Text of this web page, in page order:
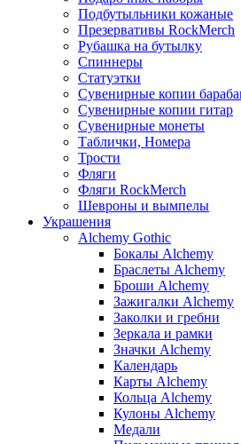
Подбутыльники кожаные
Презервативы RockMerch
Рубашка на бутылку
Спиннеры
Статуэтки
Сувенирные копии
Сувенирные копии гитар
Сувенирные монеты
Таблички, Номера
Трости
Фляги
Фляги RockMerch
Шевроны и вымпелы
Украшения
Alchemy Gothic
Бокалы Alchemy
Браслеты Alchemy
Броши Alchemy
Зажигалки Alchemy
Заколки и гребни
Зеркала и рамки
Значки Alchemy
Календарь
Карты Alchemy
Кольца Alchemy
Кулоны Alchemy
Медали